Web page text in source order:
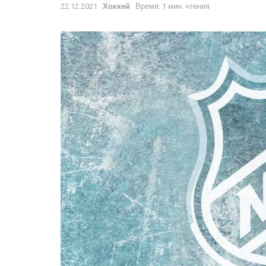
22.12.2021 Хоккей Время: 1 мин. чтения